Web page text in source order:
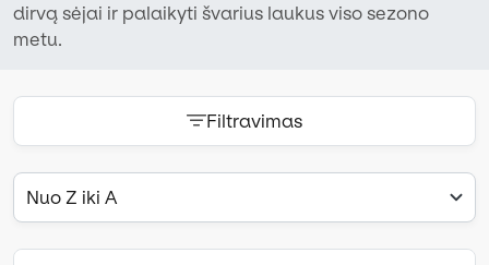
dirvą sėjai ir palaikyti švarius laukus viso sezono
metu.
Filtravimas
Nuo Z iki A